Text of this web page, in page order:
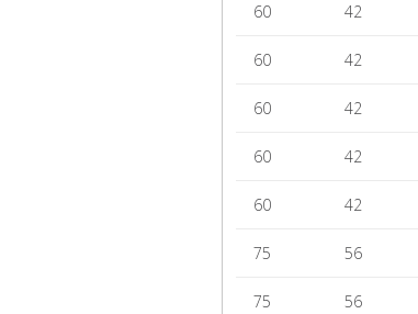
60 42
60 42
60 42
60 42
60 42
75 56
75 56